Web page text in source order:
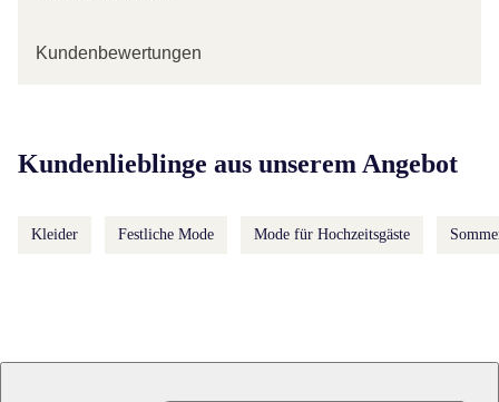
Kundenbewertungen
Kundenlieblinge aus unserem Angebot
Kleider Festliche Mode Mode für Hochzeitsgäste